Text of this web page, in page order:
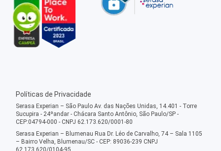
Políticas de Privacidade
Serasa Experian – São Paulo Av. das Nações Unidas, 14.401 - Torre
Sucupira - 24ºandar - Chácara Santo Antônio, São Paulo/SP -
CEP:04794-000 - CNPJ 62.173.620/0001-80
Serasa Experian – Blumenau Rua Dr. Léo de Carvalho, 74 – Sala 1105
– Bairro Velha, Blumenau/SC - CEP: 89036-239 CNPJ
62.173.620/0104-95